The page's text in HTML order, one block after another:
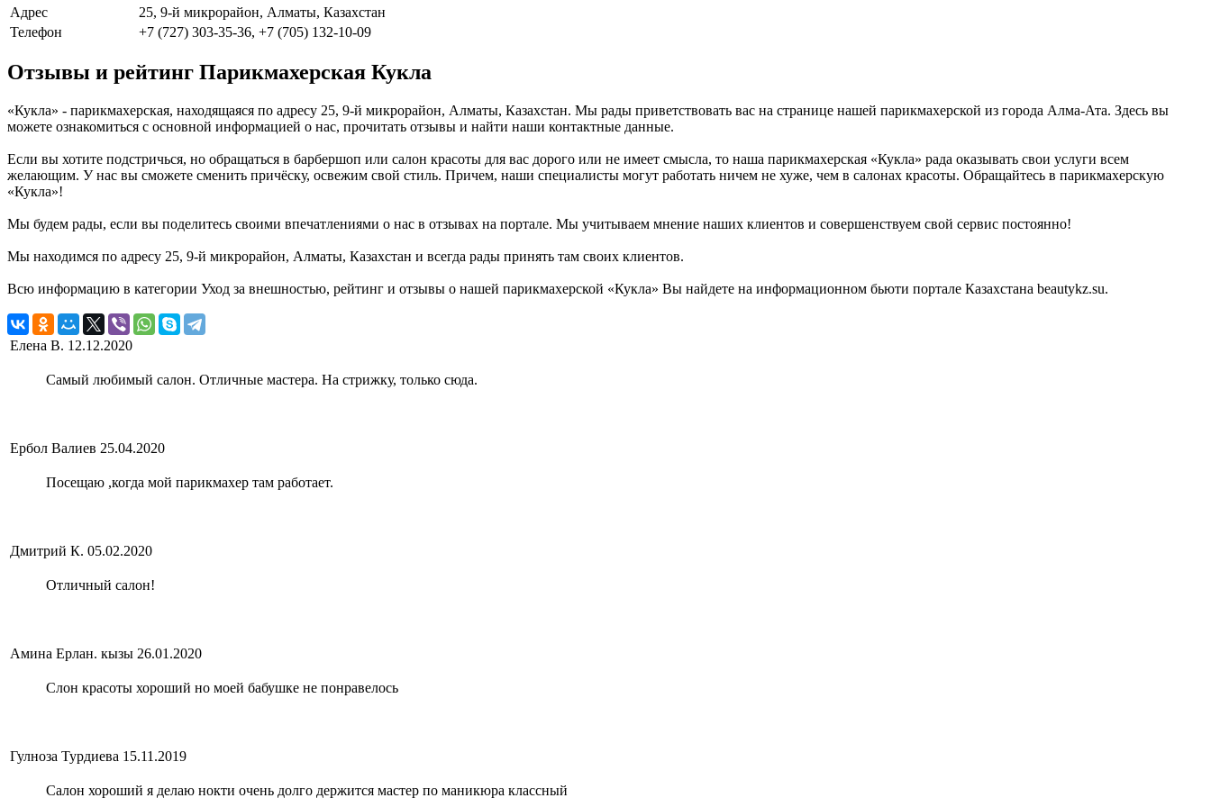
Адрес
25, 9-й микрорайон, Алматы, Казахстан
Телефон
+7 (727) 303-35-36, +7 (705) 132-10-09
Отзывы и рейтинг Парикмахерская Кукла
«Кукла» - парикмахерская, находящаяся по адресу 25, 9-й микрорайон, Алматы, Казахстан. Мы рады приветствовать вас на странице нашей парикмахерской из города Алма-Ата. Здесь вы
можете ознакомиться с основной информацией о нас, прочитать отзывы и найти наши контактные данные.
Если вы хотите подстричься, но обращаться в барбершоп или салон красоты для вас дорого или не имеет смысла, то наша парикмахерская «Кукла» рада оказывать свои услуги всем
желающим. У нас вы сможете сменить причёску, освежим свой стиль. Причем, наши специалисты могут работать ничем не хуже, чем в салонах красоты. Обращайтесь в парикмахерскую
«Кукла»!
Мы будем рады, если вы поделитесь своими впечатлениями о нас в отзывах на портале. Мы учитываем мнение наших клиентов и совершенствуем свой сервис постоянно!
Мы находимся по адресу 25, 9-й микрорайон, Алматы, Казахстан и всегда рады принять там своих клиентов.
Всю информацию в категории Уход за внешностью, рейтинг и отзывы о нашей парикмахерской «Кукла» Вы найдете на информационном бьюти портале Казахстана beautykz.su.
Елена В. 12.12.2020
Самый любимый салон. Отличные мастера. На стрижку, только сюда.
Ербол Валиев 25.04.2020
Посещаю ,когда мой парикмахер там работает.
Дмитрий К. 05.02.2020
Отличный салон!
Амина Ерлан. кызы 26.01.2020
Слон красоты хороший но моей бабушке не понравелось
Гулноза Турдиева 15.11.2019
Салон хороший я делаю нокти очень долго держится мастер по маникюра классный